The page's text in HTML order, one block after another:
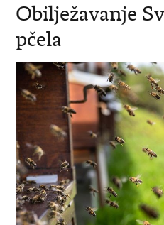
Obilježavanje
pčela